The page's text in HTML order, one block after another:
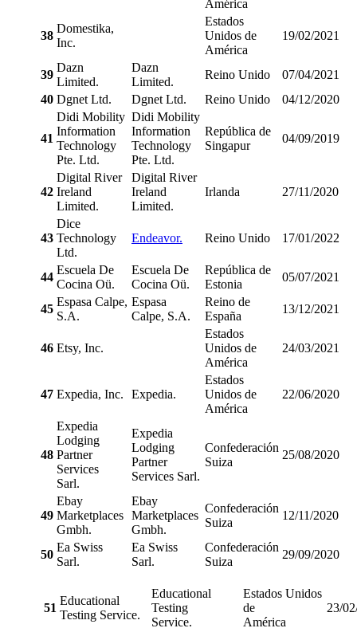
América
38
Domestika,
Inc.
Estados
Unidos de
América
19/02/2021
39
Dazn
Limited.
Dazn
Limited.
Reino Unido
07/04/2021
40 Dgnet Ltd. Dgnet Ltd. Reino Unido 04/12/2020
41
Didi Mobility
Information
Technology
Pte. Ltd.
Didi Mobility
Information
Technology
Pte. Ltd.
República de
Singapur
04/09/2019
42
Digital River
Ireland
Limited.
Digital River
Ireland
Limited.
Irlanda 27/11/2020
43
Dice
Technology
Ltd.
Endeavor. Reino Unido 17/01/2022
44
Escuela De
Cocina Oü.
Escuela De
Cocina Oü.
República de
Estonia
05/07/2021
45
Espasa Calpe,
S.A.
Espasa
Calpe, S.A.
Reino de
España
13/12/2021
46 Etsy, Inc.
Estados
Unidos de
América
24/03/2021
47 Expedia, Inc. Expedia.
Estados
Unidos de
América
22/06/2020
48
Expedia
Lodging
Partner
Services
Sarl.
Expedia
Lodging
Partner
Services Sarl.
Confederación
Suiza
25/08/2020
49
Ebay
Marketplaces
Gmbh.
Ebay
Marketplaces
Gmbh.
Confederación
Suiza
12/11/2020
50
Ea Swiss
Sarl.
Ea Swiss
Sarl.
Confederación
Suiza
29/09/2020
51
Educational
Testing Service.
Educational
Testing
Service.
Estados Unidos
de
América
23/